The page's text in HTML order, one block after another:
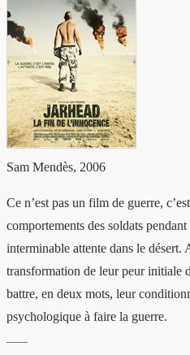
Sam Mendès, 2006
Ce n’est pas un film de guerre,
comportements des soldats
interminable attente dans le désert.
transformation de leur peur initiale
battre, en deux mots, leur
psychologique à faire la guerre.
——